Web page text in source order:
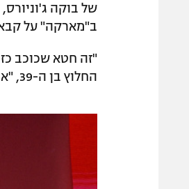
ב"מארקה" על
"זה חטא שכוכב
החלוץ בן ה-39, "אני לא מכיר אותו אישית, נפגשנו פעמיים או שלוש, אבל כואב לי לראות אותו".